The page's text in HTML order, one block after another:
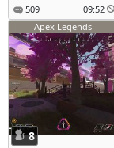
509 09:52
Apex Legends
8